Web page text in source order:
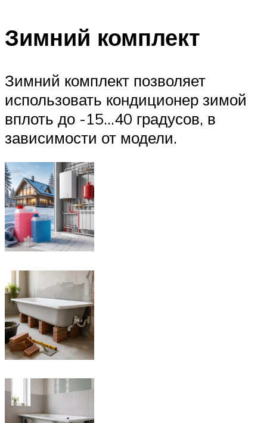
Зимний комплект
Зимний комплект позволяет
использовать кондиционер зимой
вплоть до -15…40 градусов, в
зависимости от модели.